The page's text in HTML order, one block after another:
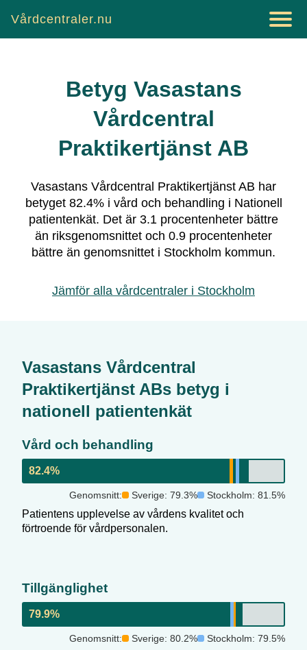
Vårdcentraler.nu
Betyg Vasastans
Vårdcentral
Praktikertjänst AB
Vasastans Vårdcentral Praktikertjänst AB har
betyget 82.4% i vård och behandling i Nationell
patientenkät. Det är 3.1 procentenheter bättre
än riksgenomsnittet och 0.9 procentenheter
bättre än genomsnittet i Stockholm kommun.
Jämför alla vårdcentraler i Stockholm
Vasastans Vårdcentral
Praktikertjänst ABs betyg i
nationell patientenkät
Vård och behandling
82.4%
Genomsnitt: Sverige: 79.3% Stockholm: 81.5%
Patientens upplevelse av vårdens kvalitet och
förtroende för vårdpersonalen.
Tillgänglighet
79.9%
Genomsnitt: Sverige: 80.2% Stockholm: 79.5%